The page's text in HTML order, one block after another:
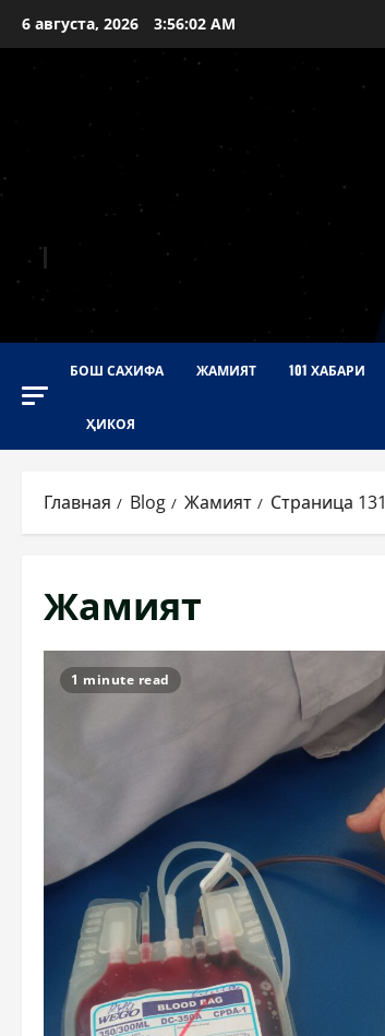
Перейти
к
6 августа, 2026 3:56:03 AM
БОШ САХИФА ЖАМИЯТ 101 ХАБАРИ
ҲИКОЯ
Главная Blog Жамият Страница 131
Жамият
1 minute read